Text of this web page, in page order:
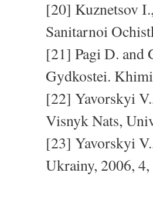
[20] Kuznetsov
Sanitarnoi
[21] Pagi D. and
Gydkostei.
[22] Yavorskyi
Visnyk Nats,
[23] Yavorskyi
Ukrainy, 2006, 4,